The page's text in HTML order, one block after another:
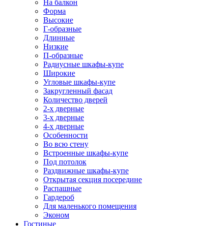
На балкон
Форма
Высокие
Г-образные
Длинные
Низкие
П-образные
Радиусные шкафы-купе
Широкие
Угловые шкафы-купе
Закругленный фасад
Количество дверей
2-х дверные
3-х дверные
4-х дверные
Особенности
Во всю стену
Встроенные шкафы-купе
Под потолок
Раздвижные шкафы-купе
Открытая секция посередине
Распашные
Гардероб
Для маленького помещения
Эконом
Гостиные